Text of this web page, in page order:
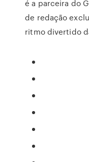
é a parceira do
de redação
ritmo divertido